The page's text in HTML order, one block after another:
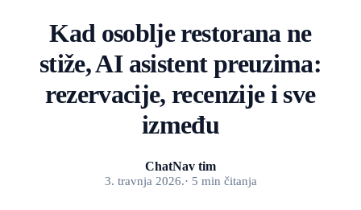
Kad osoblje restorana ne
stiže, AI asistent preuzima:
rezervacije, recenzije i sve
između
ChatNav tim
3. travnja 2026.· 5 min čitanja